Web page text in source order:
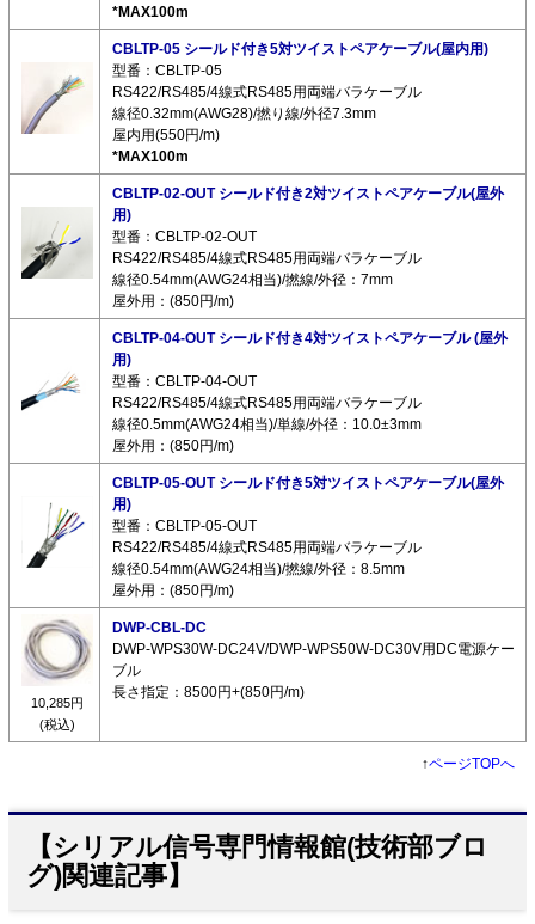
*MAX100m
CBLTP-05 シールド付き5対ツイストペアケーブル(屋内用)
型番：CBLTP-05
RS422/RS485/4線式RS485用両端バラケーブル
線径0.32mm(AWG28)/撚り線/外径7.3mm
屋内用(550円/m)
*MAX100m
CBLTP-02-OUT シールド付き2対ツイストペアケーブル(屋外
用)
型番：CBLTP-02-OUT
RS422/RS485/4線式RS485用両端バラケーブル
線径0.54mm(AWG24相当)/撚線/外径：7mm
屋外用：(850円/m)
CBLTP-04-OUT シールド付き4対ツイストペアケーブル (屋外
用)
型番：CBLTP-04-OUT
RS422/RS485/4線式RS485用両端バラケーブル
線径0.5mm(AWG24相当)/単線/外径：10.0±3mm
屋外用：(850円/m)
CBLTP-05-OUT シールド付き5対ツイストペアケーブル(屋外
用)
型番：CBLTP-05-OUT
RS422/RS485/4線式RS485用両端バラケーブル
線径0.54mm(AWG24相当)/撚線/外径：8.5mm
屋外用：(850円/m)
10,285円
(税込)
DWP-CBL-DC
DWP-WPS30W-DC24V/DWP-WPS50W-DC30V用DC電源ケー
ブル
長さ指定：8500円+(850円/m)
↑ページTOPへ
【シリアル信号専門情報館(技術部ブロ
グ)関連記事】